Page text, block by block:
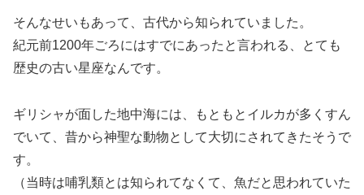
そんなせいもあって、古代から知られていました。
紀元前1200年ごろにはすでにあったと言われる、とても
歴史の古い星座なんです。
ギリシャが面した地中海には、もともとイルカが多くすん
でいて、昔から神聖な動物として大切にされてきたそうで
す。
（当時は哺乳類とは知られてなくて、魚だと思われていた